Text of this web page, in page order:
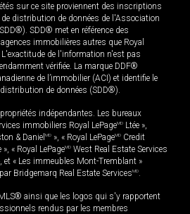
sur ce site proviennent des inscriptions
de distribution de données de l'Association
SDD® met en référence des
immobilières autres que Royal
de l'information n'est pas
vérifiée. La marque DDF®
de l’immobilier (ACI) et identifie le
de données (SDD®).
indépendantes. Les bureaux
immobiliers Royal LePageMD Ltée »,
& Daniel MD », « Royal LePageMD Credit
« Royal LePageMD West Real Estate Services
et « Les immeubles Mont-Tremblant »
Bridgemarq Real Estate ServicesMD.
ainsi que les logos qui s'y rapportent
rendus par les membres